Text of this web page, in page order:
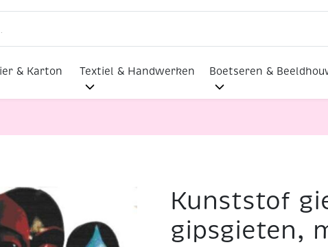
& Karton Textiel & Handwerken Boetseren &
gipsgieten, mini-maskers
Kunststof
gipsgieten,